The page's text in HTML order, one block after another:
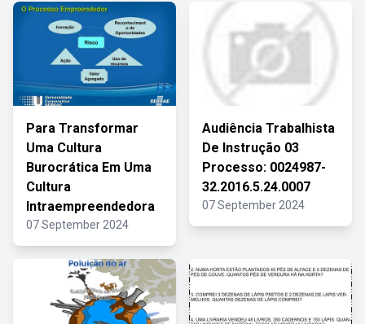
Para Transformar
Uma Cultura
Burocrática Em Uma
Cultura
Intraempreendedora
07 September 2024
Audiência Trabalhista
De Instrução 03
Processo: 0024987-
32.2016.5.24.0007
07 September 2024